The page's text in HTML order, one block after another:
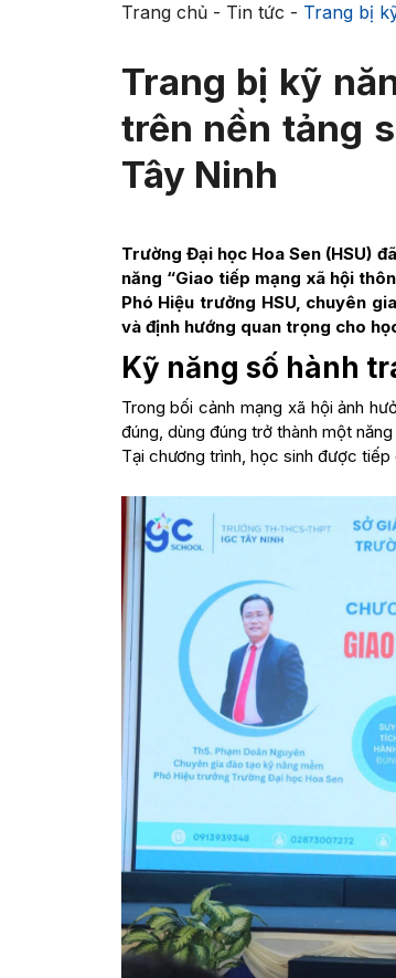
Trang chủ- Tin tức - Trang bị
Trang bị kỹ
trên nền tảng
Tây Ninh
Trường Đại học Hoa Sen (HSU)
năng “Giao tiếp mạng xã hội
Phó Hiệu trưởng HSU, chuyên
và định hướng quan trọng cho
Kỹ năng số hành
Trong bối cảnh mạng xã hội ảnh
đúng, dùng đúng trở thành một
Tại chương trình, học sinh được